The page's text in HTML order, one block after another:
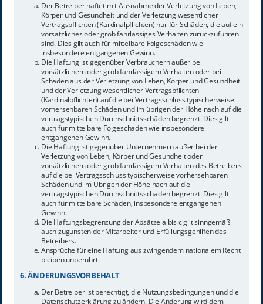
Der Betreiber haftet mit Ausnahme der Verletzung von Leben,
Körper und Gesundheit und der Verletzung wesentlicher
Vertragspflichten (Kardinalpflichten) nur für Schäden, die auf ein
vorsätzliches oder grob fahrlässiges Verhalten zurückzuführen
sind. Dies gilt auch für mittelbare Folgeschäden wie
insbesondere entgangenen Gewinn.
Die Haftung ist gegenüber Verbrauchern außer bei
vorsätzlichem oder grob fahrlässigem Verhalten oder bei
Schäden aus der Verletzung von Leben, Körper und Gesundheit
und der Verletzung wesentlicher Vertragspflichten
(Kardinalpflichten) auf die bei Vertragsschluss typischerweise
vorhersehbaren Schäden und im übrigen der Höhe nach auf die
vertragstypischen Durchschnittsschäden begrenzt. Dies gilt
auch für mittelbare Folgeschäden wie insbesondere
entgangenen Gewinn.
Die Haftung ist gegenüber Unternehmern außer bei der
Verletzung von Leben, Körper und Gesundheit oder
vorsätzlichem oder grob fahrlässigem Verhalten des Betreibers
auf die bei Vertragsschluss typischerweise vorhersehbaren
Schäden und im Übrigen der Höhe nach auf die
vertragstypischen Durchschnittsschäden begrenzt. Dies gilt
auch für mittelbare Schäden, insbesondere entgangenen
Gewinn.
Die Haftungsbegrenzung der Absätze a bis c gilt sinngemäß
auch zugunsten der Mitarbeiter und Erfüllungsgehilfen des
Betreibers.
Ansprüche für eine Haftung aus zwingendem nationalem Recht
bleiben unberührt.
6. ÄNDERUNGSVORBEHALT
Der Betreiber ist berechtigt, die Nutzungsbedingungen und die
Datenschutzerklärung zu ändern. Die Änderung wird dem